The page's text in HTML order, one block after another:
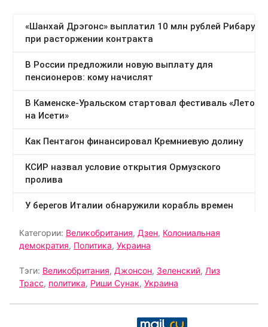
Категории: Великобритания, Дзен, Колониальная
демократия, Политика, Украина
Тэги: Великобритания, Джонсон, Зеленский, Лиз
Трасс, политика, Риши Сунак, Украина